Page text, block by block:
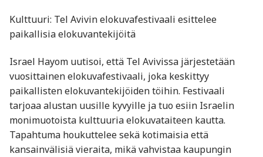
Kulttuuri: Tel Avivin elokuvafestivaali esittelee
paikallisia elokuvantekijöitä
Israel Hayom uutisoi, että Tel Avivissa järjestetään
vuosittainen elokuvafestivaali, joka keskittyy
paikallisten elokuvantekijöiden töihin. Festivaali
tarjoaa alustan uusille kyvyille ja tuo esiin Israelin
monimuotoista kulttuuria elokuvataiteen kautta.
Tapahtuma houkuttelee sekä kotimaisia että
kansainvälisiä vieraita, mikä vahvistaa kaupungin